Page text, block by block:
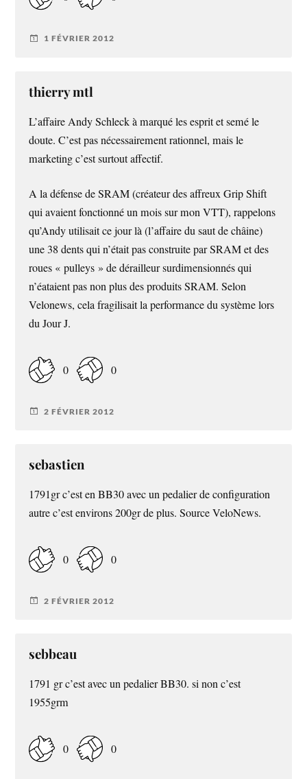
1 FÉVRIER 2012
thierry mtl
L’affaire Andy Schleck à marqué les esprit et semé le
doute. C’est pas nécessairement rationnel, mais le
marketing c’est surtout affectif.
A la défense de SRAM (créateur des affreux Grip Shift
qui avaient fonctionné un mois sur mon VTT), rappelons
qu’Andy utilisait ce jour là (l’affaire du saut de châine)
une 38 dents qui n’était pas construite par SRAM et des
roues « pulleys » de dérailleur surdimensionnés qui
n’éataient pas non plus des produits SRAM. Selon
Velonews, cela fragilisait la performance du système lors
du Jour J.
0 0
2 FÉVRIER 2012
sebastien
1791gr c’est en BB30 avec un pedalier de configuration
autre c’est environs 200gr de plus. Source VeloNews.
0 0
2 FÉVRIER 2012
sebbeau
1791 gr c’est avec un pedalier BB30. si non c’est
1955grm
0 0